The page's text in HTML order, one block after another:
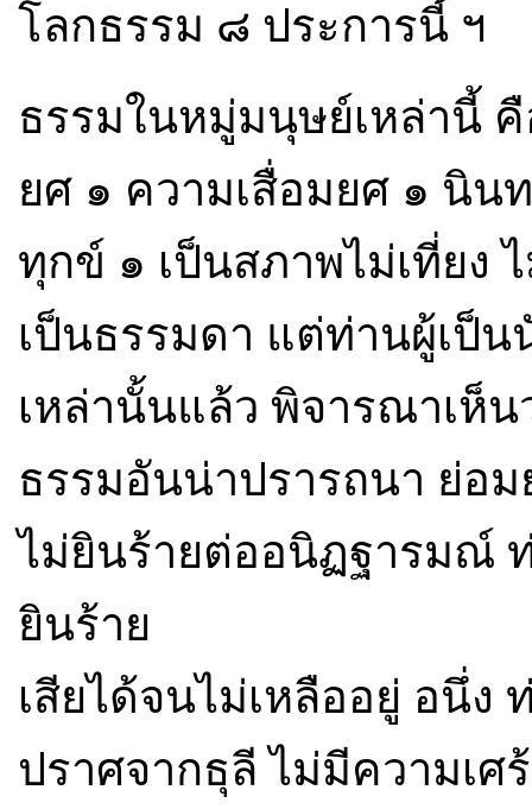
โลกธรรม ๘ ประการนี้ ฯ
ธรรมในหมู่มนุษย์เหล่านี้
ยศ ๑ ความเสื่อมยศ ๑ นิน
ทุกข์ ๑ เป็นสภาพไม่เที่ยง
เป็นธรรมดา แต่ท่านผู้เป็
เหล่านั้นแล้ว พิจารณาเห็
ธรรมอันน่าปรารถนา ย่อ
ไม่ยินร้ายต่ออนิฏฐารมณ์
ยินร้าย
เสียได้จนไม่เหลืออยู่ อนึ่
ปราศจากธุลี ไม่มีความเศ